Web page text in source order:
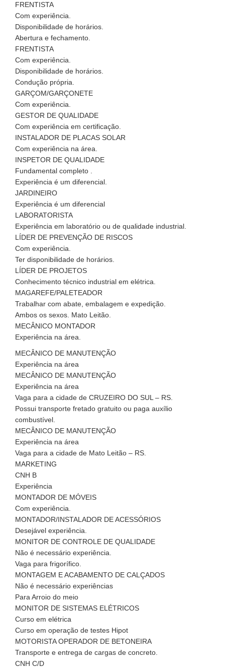
FRENTISTA
Com experiência.
Disponibilidade de horários.
Abertura e fechamento.
FRENTISTA
Com experiência.
Disponibilidade de horários.
Condução própria.
GARÇOM/GARÇONETE
Com experiência.
GESTOR DE QUALIDADE
Com experiência em certificação.
INSTALADOR DE PLACAS SOLAR
Com experiência na área.
INSPETOR DE QUALIDADE
Fundamental completo .
Experiência é um diferencial.
JARDINEIRO
Experiência é um diferencial
LABORATORISTA
Experiência em laboratório ou de qualidade industrial.
LÍDER DE PREVENÇÃO DE RISCOS
Com experiência.
Ter disponibilidade de horários.
LÍDER DE PROJETOS
Conhecimento técnico industrial em elétrica.
MAGAREFE/PALETEADOR
Trabalhar com abate, embalagem e expedição.
Ambos os sexos. Mato Leitão.
MECÂNICO MONTADOR
Experiência na área.
MECÂNICO DE MANUTENÇÃO
Experiência na área
MECÂNICO DE MANUTENÇÃO
Experiência na área
Vaga para a cidade de CRUZEIRO DO SUL – RS.
Possui transporte fretado gratuito ou paga auxílio
combustível.
MECÂNICO DE MANUTENÇÃO
Experiência na área
Vaga para a cidade de Mato Leitão – RS.
MARKETING
CNH B
Experiência
MONTADOR DE MÓVEIS
Com experiência.
MONTADOR/INSTALADOR DE ACESSÓRIOS
Desejável experiência.
MONITOR DE CONTROLE DE QUALIDADE
Não é necessário experiência.
Vaga para frigorífico.
MONTAGEM E ACABAMENTO DE CALÇADOS
Não é necessário experiências
Para Arroio do meio
MONITOR DE SISTEMAS ELÉTRICOS
Curso em elétrica
Curso em operação de testes Hipot
MOTORISTA OPERADOR DE BETONEIRA
Transporte e entrega de cargas de concreto.
CNH C/D